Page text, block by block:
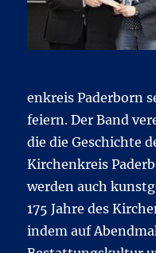
enkreis Paderborn
feiern. Der Band
die die Geschichte
Kirchenkreis
werden auch
175 Jahre des
indem auf